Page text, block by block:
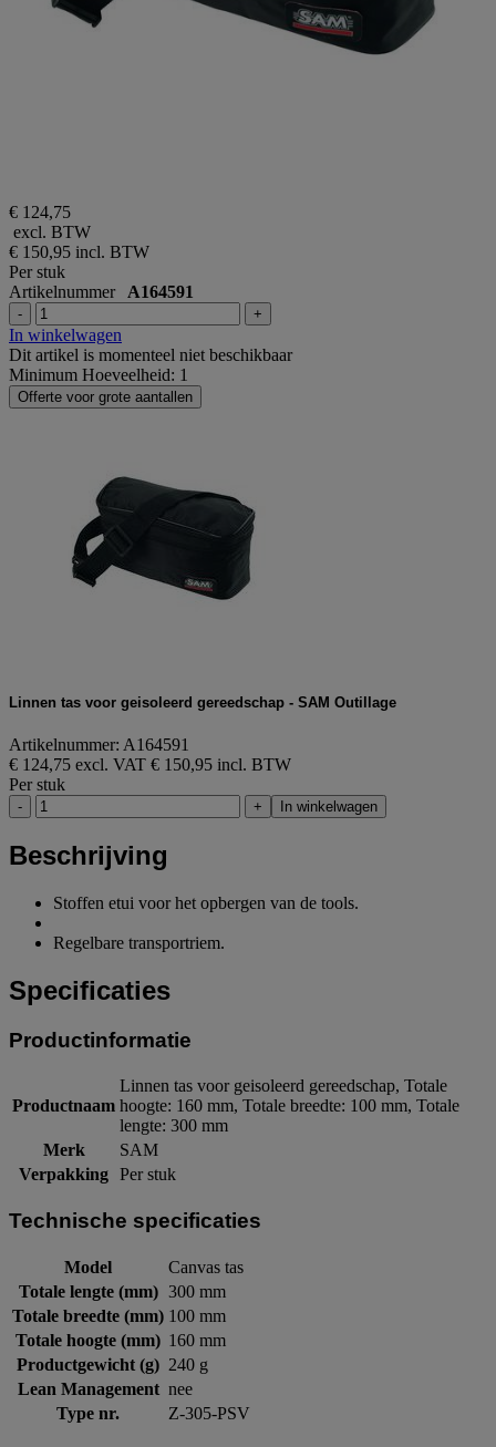
€ 124,75
excl. BTW
€ 150,95 incl. BTW
Per stuk
Artikelnummer A164591
- +
In winkelwagen
Dit artikel is momenteel niet beschikbaar
Minimum Hoeveelheid: 1
Offerte voor grote aantallen
Linnen tas voor geisoleerd gereedschap - SAM Outillage
Artikelnummer: A164591
€ 124,75 excl. VAT € 150,95 incl. BTW
Per stuk
- + In winkelwagen
Beschrijving
Stoffen etui voor het opbergen van de tools.
Regelbare transportriem.
Specificaties
Productinformatie
Productnaam
Linnen tas voor geisoleerd gereedschap, Totale
hoogte: 160 mm, Totale breedte: 100 mm, Totale
lengte: 300 mm
Merk
SAM
Verpakking Per stuk
Technische specificaties
Model
Canvas tas
Totale lengte (mm) 300 mm
Totale breedte (mm) 100 mm
Totale hoogte (mm) 160 mm
Productgewicht (g) 240 g
Lean Management nee
Type nr.
Z-305-PSV